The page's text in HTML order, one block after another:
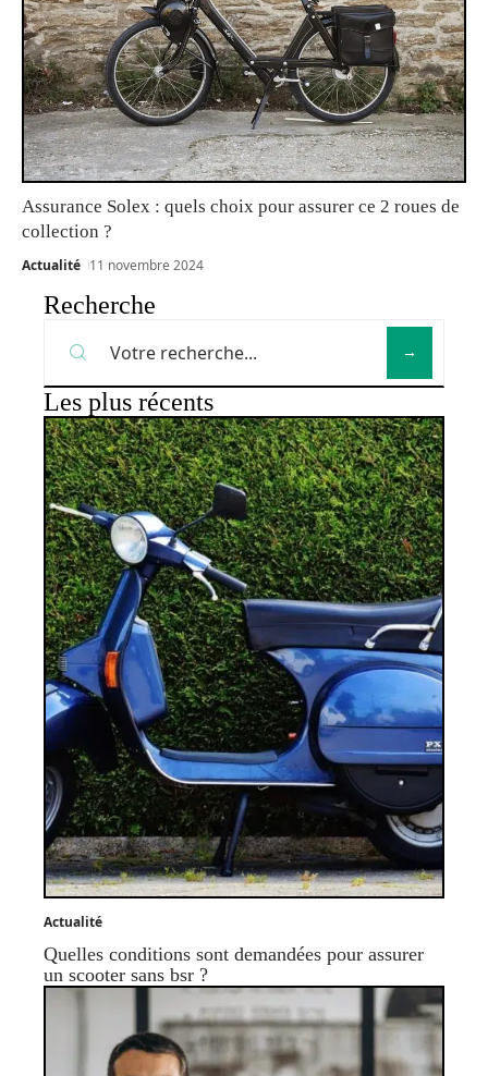
Assurance Solex : quels choix pour assurer ce 2 roues de
collection ?
Actualité 11 novembre 2024
Recherche
Les plus récents
Actualité
Quelles conditions sont demandées pour assurer
un scooter sans bsr ?